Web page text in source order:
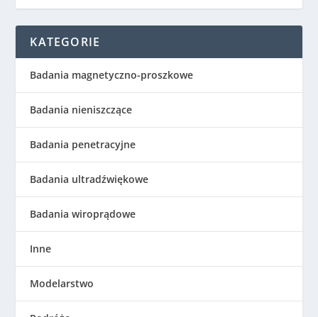
KATEGORIE
Badania magnetyczno-proszkowe
Badania nieniszczące
Badania penetracyjne
Badania ultradźwiękowe
Badania wiroprądowe
Inne
Modelarstwo